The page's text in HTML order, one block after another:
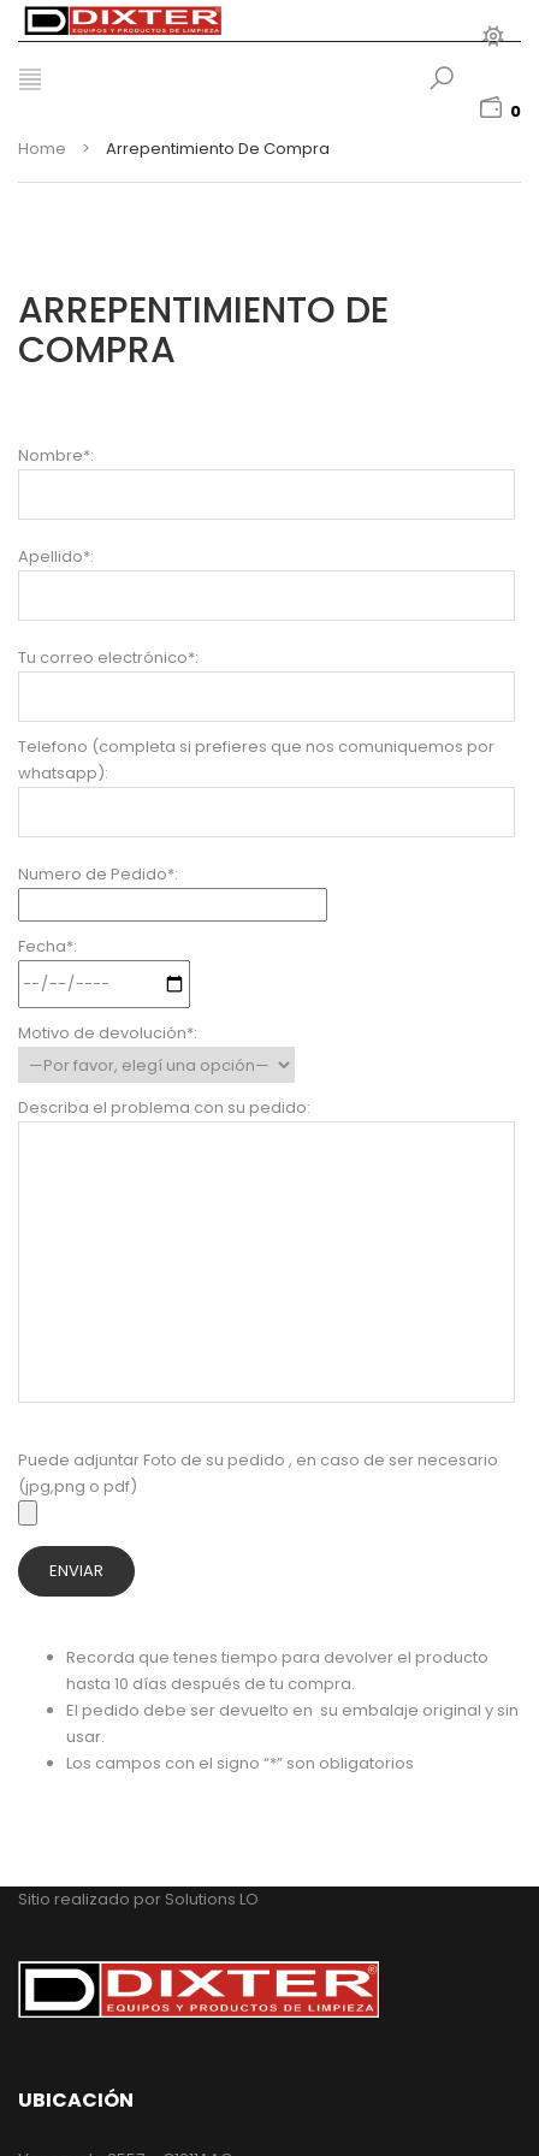
0
Home
> Arrepentimiento De Compra
ARREPENTIMIENTO DE
COMPRA
Nombre*:
Apellido*:
Tu correo electrónico*:
Telefono (completa si prefieres que nos comuniquemos por
whatsapp):
Numero de Pedido*:
Fecha*:
Motivo de devolución*:
Describa el problema con su pedido:
Puede adjuntar Foto de su pedido , en caso de ser necesario
(jpg,png o pdf)
Recorda que tenes tiempo para devolver el producto
hasta 10 días después de tu compra.
El pedido debe ser devuelto en su embalaje original y sin
usar.
Los campos con el signo “*” son obligatorios
Sitio realizado por Solutions LO
UBICACIÓN